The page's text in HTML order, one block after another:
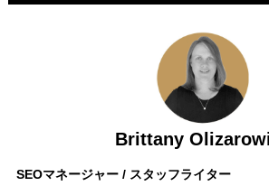
Brittany
SEOマネージャー / スタッフライター